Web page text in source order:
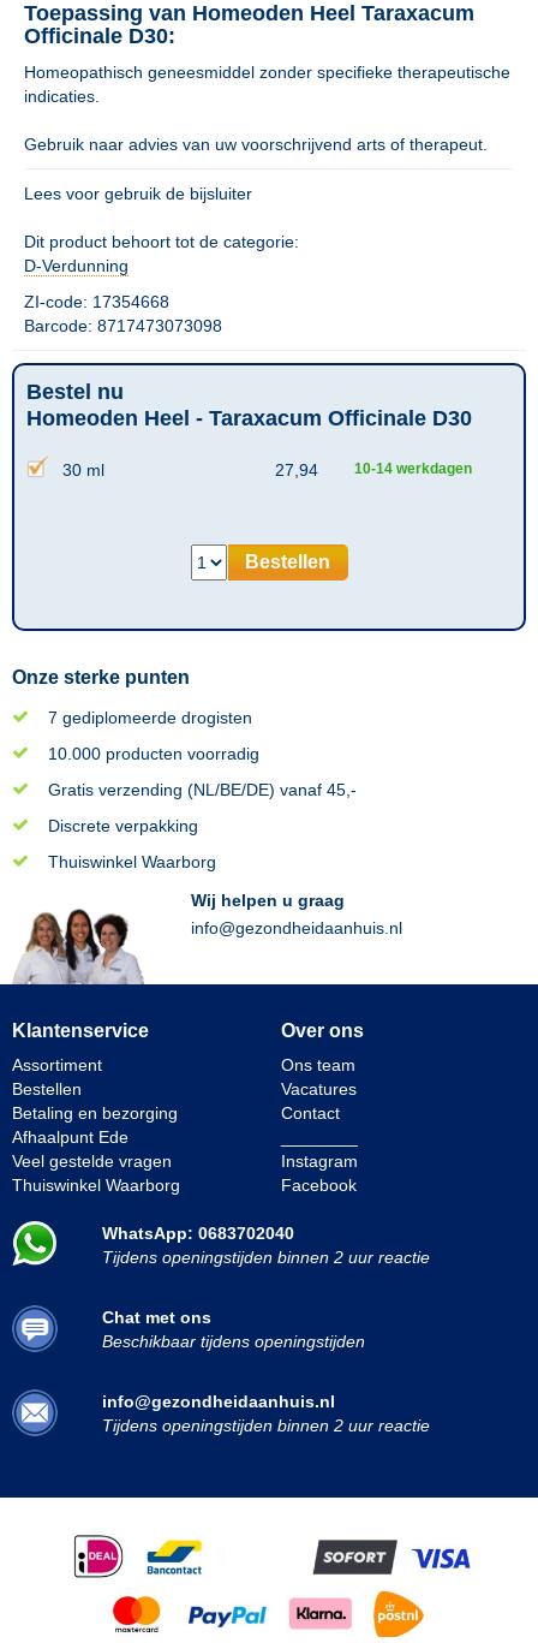
Toepassing van Homeoden Heel Taraxacum
Officinale D30:
Homeopathisch geneesmiddel zonder specifieke therapeutische
indicaties.
Gebruik naar advies van uw voorschrijvend arts of therapeut.
Lees voor gebruik de bijsluiter
Dit product behoort tot de categorie:
D-Verdunning
ZI-code: 17354668
Barcode: 8717473073098
Bestel nu
Homeoden Heel - Taraxacum Officinale D30
30 ml 27,94 10-14 werkdagen
Bestellen
Onze sterke punten
7 gediplomeerde drogisten
10.000 producten voorradig
Gratis verzending (NL/BE/DE) vanaf 45,-
Discrete verpakking
Thuiswinkel Waarborg
Wij helpen u graag
info@gezondheidaanhuis.nl
Klantenservice
Assortiment
Bestellen
Betaling en bezorging
Afhaalpunt Ede
Veel gestelde vragen
Thuiswinkel Waarborg
Over ons
Ons team
Vacatures
Contact
Instagram
Facebook
WhatsApp: 0683702040
Tijdens openingstijden binnen 2 uur reactie
Chat met ons
Beschikbaar tijdens openingstijden
info@gezondheidaanhuis.nl
Tijdens openingstijden binnen 2 uur reactie